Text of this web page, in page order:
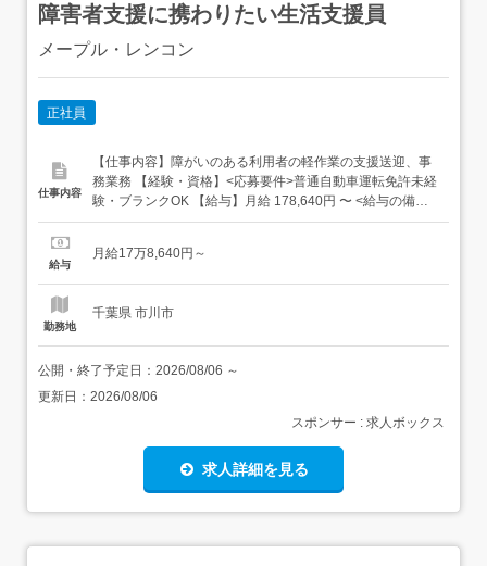
障害者支援に携わりたい生活支援員
メープル・レンコン
正社員
仕事内容
【仕事内容】障がいのある利用者の軽作業の支援送迎、事
務業務 【経験・資格】<応募要件>普通自動車運転免許未経
験・ブランクOK 【給与】月給 178,640円 〜 <給与の備考>
給与内訳・基本給 162,400円～・処遇改善手当 16,240円～
別途支給昇給年1回賞与年2回試用期間3ヶ月(期間中条件変
給与
月給17万8,640円～
勤務地
千葉県 市川市
公開・終了予定日： 2026/08/06 ～
更新日： 2026/08/06
スポンサー : 求人ボックス
求人詳細を見る